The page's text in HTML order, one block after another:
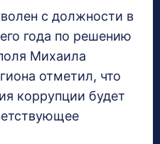
с должности в
года по решению
Михаила
отметил, что
коррупции будет